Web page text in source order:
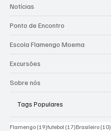
Notícias
Ponto de Encontro
Escola Flamengo Moema
Excursões
Sobre nós
Tags Populares
Flamengo (19)19 posts
futebol (17)17 posts
Brasileiro (10)